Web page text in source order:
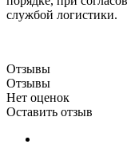
службой логистики.
Отзывы
Отзывы
Нет оценок
Оставить отзыв